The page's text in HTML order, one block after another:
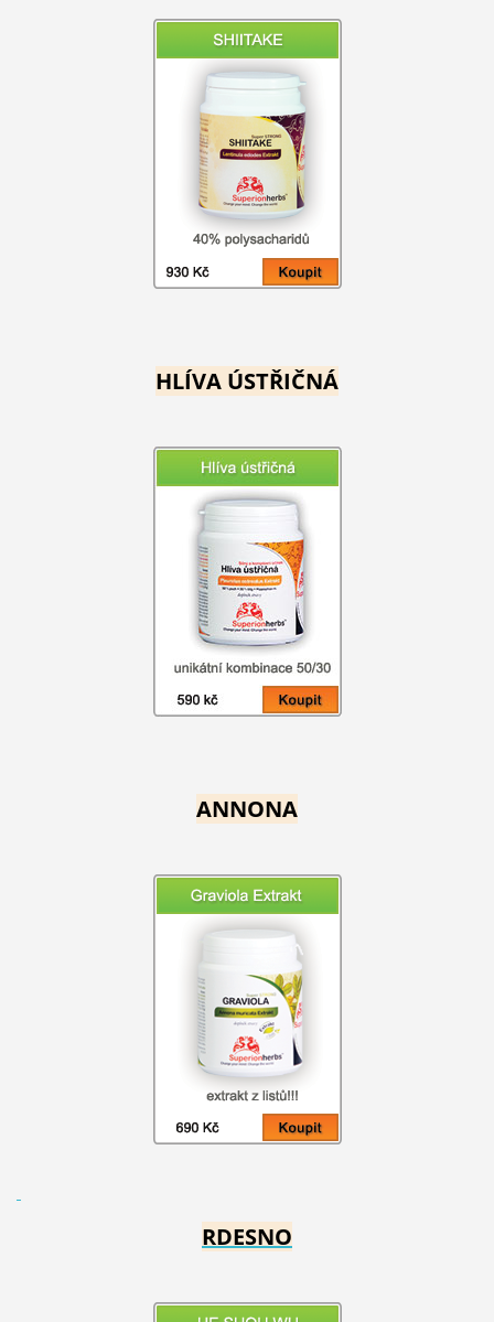
HLÍVA ÚSTŘIČNÁ
ANNONA
RDESNO